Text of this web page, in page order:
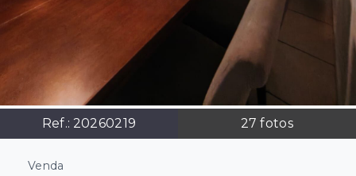
Ref.: 20260219 27 fotos
Venda